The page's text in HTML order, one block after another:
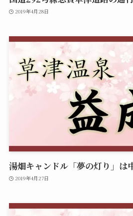
2019年4月28日
湯畑キャンドル「夢の灯り」は
2019年4月27日